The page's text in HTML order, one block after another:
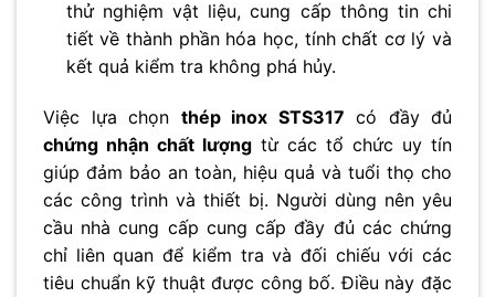
thử nghiệm vật liệu, cung cấp thông tin chi
tiết về thành phần hóa học, tính chất cơ lý và
kết quả kiểm tra không phá hủy.
Việc lựa chọn thép inox STS317 có đầy đủ
chứng nhận chất lượng từ các tổ chức uy tín
giúp đảm bảo an toàn, hiệu quả và tuổi thọ cho
các công trình và thiết bị. Người dùng nên yêu
cầu nhà cung cấp cung cấp đầy đủ các chứng
chỉ liên quan để kiểm tra và đối chiếu với các
tiêu chuẩn kỹ thuật được công bố. Điều này đặc